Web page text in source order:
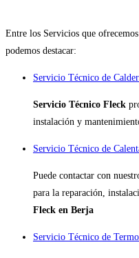
Entre los Servicios que
podemos destacar:
Servicio Técnico de
Servicio Técnico Fleck
instalación y
Servicio Técnico de
Puede contactar con
para la reparación,
Fleck en Berja
Servicio Técnico de